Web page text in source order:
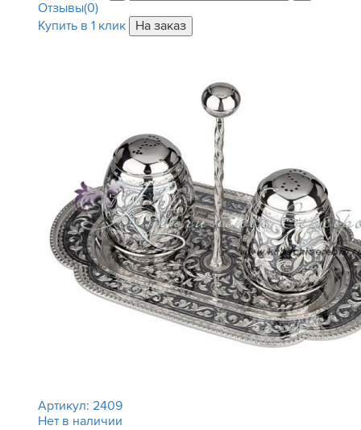
Отзывы(0)
Купить в 1 клик
Артикул:2409
Нет в наличии